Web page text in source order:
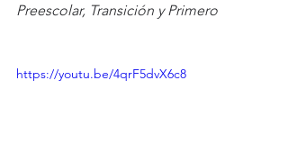
Preescolar, Transición y Primero
https://youtu.be/4qrF5dvX6c8